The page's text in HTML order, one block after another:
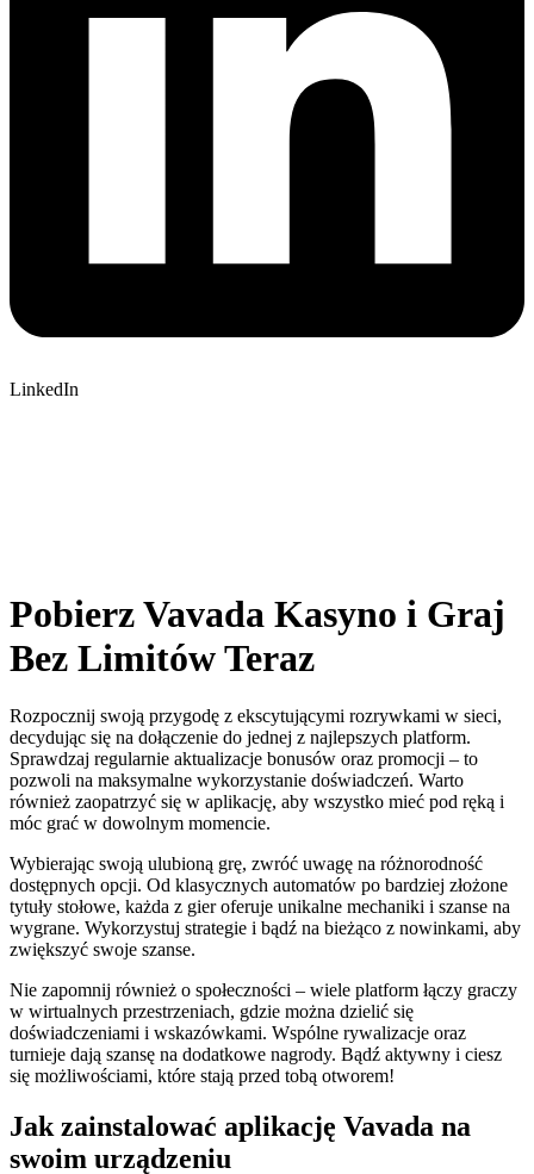
LinkedIn
Pobierz Vavada Kasyno i Graj
Bez Limitów Teraz
Rozpocznij swoją przygodę z ekscytującymi rozrywkami w sieci,
decydując się na dołączenie do jednej z najlepszych platform.
Sprawdzaj regularnie aktualizacje bonusów oraz promocji – to
pozwoli na maksymalne wykorzystanie doświadczeń. Warto
również zaopatrzyć się w aplikację, aby wszystko mieć pod ręką i
móc grać w dowolnym momencie.
Wybierając swoją ulubioną grę, zwróć uwagę na różnorodność
dostępnych opcji. Od klasycznych automatów po bardziej złożone
tytuły stołowe, każda z gier oferuje unikalne mechaniki i szanse na
wygrane. Wykorzystuj strategie i bądź na bieżąco z nowinkami, aby
zwiększyć swoje szanse.
Nie zapomnij również o społeczności – wiele platform łączy graczy
w wirtualnych przestrzeniach, gdzie można dzielić się
doświadczeniami i wskazówkami. Wspólne rywalizacje oraz
turnieje dają szansę na dodatkowe nagrody. Bądź aktywny i ciesz
się możliwościami, które stają przed tobą otworem!
Jak zainstalować aplikację Vavada na
swoim urządzeniu